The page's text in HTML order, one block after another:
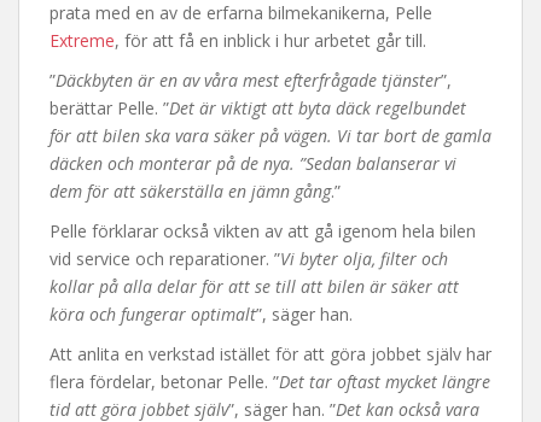
prata med en av de erfarna bilmekanikerna, Pelle
Extreme, för att få en inblick i hur arbetet går till.
”Däckbyten är en av våra mest efterfrågade tjänster”,
berättar Pelle. ”Det är viktigt att byta däck regelbundet
för att bilen ska vara säker på vägen. Vi tar bort de gamla
däcken och monterar på de nya. ”Sedan balanserar vi
dem för att säkerställa en jämn gång.”
Pelle förklarar också vikten av att gå igenom hela bilen
vid service och reparationer. ”Vi byter olja, filter och
kollar på alla delar för att se till att bilen är säker att
köra och fungerar optimalt”, säger han.
Att anlita en verkstad istället för att göra jobbet själv har
flera fördelar, betonar Pelle. ”Det tar oftast mycket längre
tid att göra jobbet själv”, säger han. ”Det kan också vara